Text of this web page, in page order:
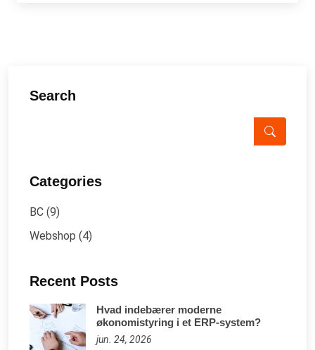
Search
Categories
BC (9)
Webshop (4)
Recent Posts
Hvad indebærer moderne
økonomistyring i et ERP-system?
jun. 24, 2026